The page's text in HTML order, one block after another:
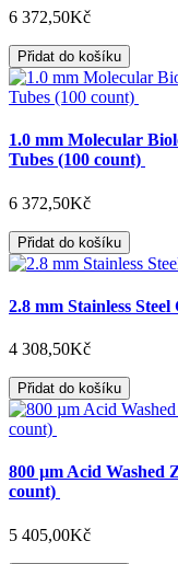
6 372,50Kč
Přidat do košíku
1.0 mm Molecular
Tubes (100 count)
6 372,50Kč
Přidat do košíku
2.8 mm Stainless
4 308,50Kč
Přidat do košíku
800 µm Acid Washed
count)
5 405,00Kč